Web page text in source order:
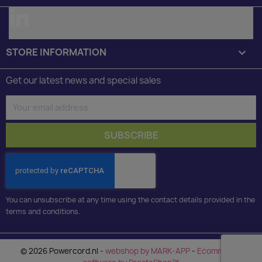
STORE INFORMATION keyboard_arrow_down
Get our latest news and special sales
You can unsubscribe at any time using the contact details provided in the
terms and conditions.
© 2026 Powercord.nl - webshop by MARK-APP - Ecommerce